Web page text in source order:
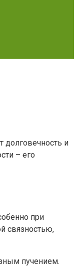
долговечность и
– его
при
связностью,
пучением.